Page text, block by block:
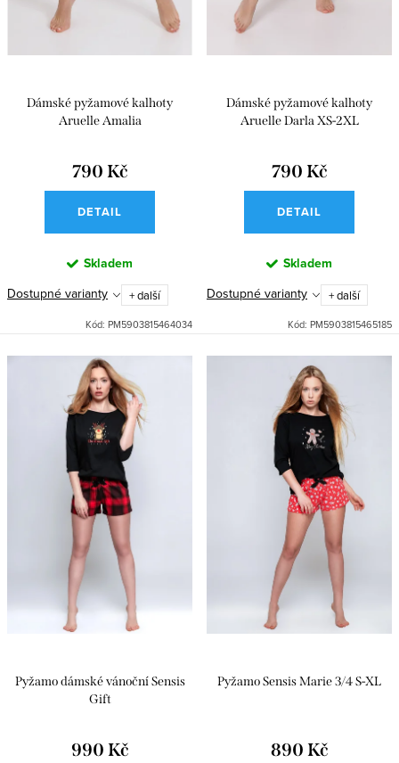
ů
Dámské pyžamové kalhoty
Aruelle Amalia
790 Kč
DETAIL
Skladem
Dostupné varianty + další
Kód: PM5903815464034
Dámské pyžamové kalhoty
Aruelle Darla XS-2XL
790 Kč
DETAIL
Skladem
Dostupné varianty + další
Kód: PM5903815465185
Pyžamo dámské vánoční Sensis
Gift
990 Kč
Pyžamo Sensis Marie 3/4 S-XL
890 Kč